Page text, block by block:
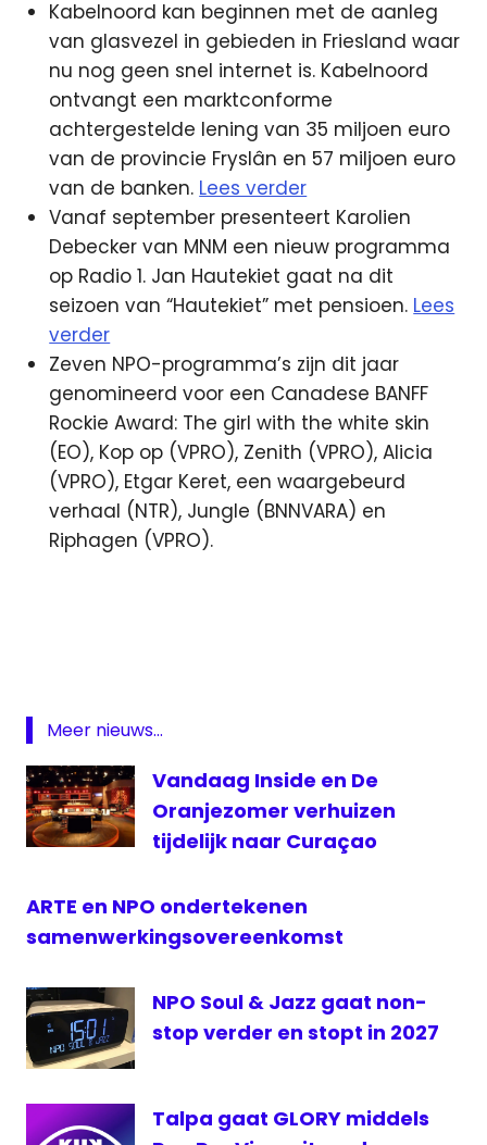
Kabelnoord kan beginnen met de aanleg
van glasvezel in gebieden in Friesland waar
nu nog geen snel internet is. Kabelnoord
ontvangt een marktconforme
achtergestelde lening van 35 miljoen euro
van de provincie Fryslân en 57 miljoen euro
van de banken. Lees verder
Vanaf september presenteert Karolien
Debecker van MNM een nieuw programma
op Radio 1. Jan Hautekiet gaat na dit
seizoen van “Hautekiet” met pensioen. Lees
verder
Zeven NPO-programma’s zijn dit jaar
genomineerd voor een Canadese BANFF
Rockie Award: The girl with the white skin
(EO), Kop op (VPRO), Zenith (VPRO), Alicia
(VPRO), Etgar Keret, een waargebeurd
verhaal (NTR), Jungle (BNNVARA) en
Riphagen (VPRO).
Talpa
Radio
VRT
Wild
Meer nieuws...
Vandaag Inside en De
Oranjezomer verhuizen
tijdelijk naar Curaçao
ARTE en NPO ondertekenen
samenwerkingsovereenkomst
NPO Soul & Jazz gaat non-
stop verder en stopt in 2027
Talpa gaat GLORY middels